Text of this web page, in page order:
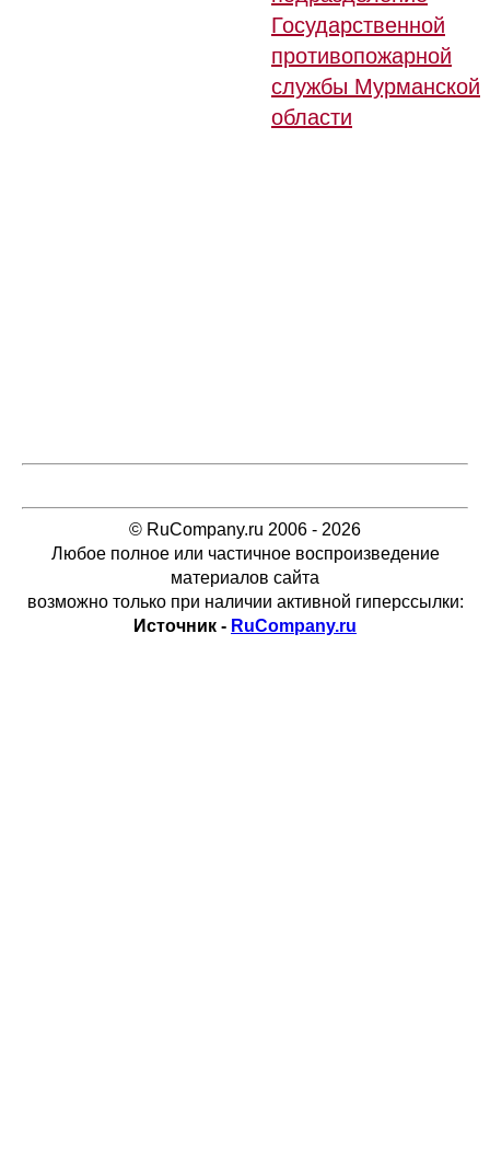
Государственной
противопожарной
службы Мурманской
области
© RuCompany.ru 2006 - 2026
Любое полное или частичное воспроизведение
материалов сайта
возможно только при наличии активной гиперссылки:
Источник - RuCompany.ru